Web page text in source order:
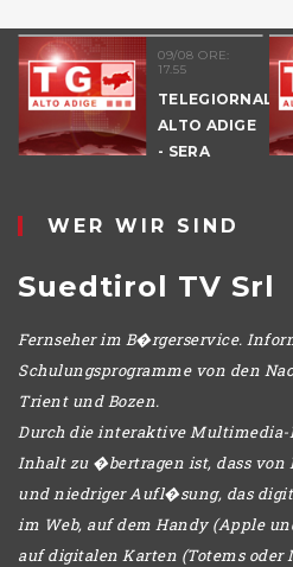
09/08 ORE:
17.55
TELEGIORNALE
ALTO ADIGE
- SERA
WER WIR SIND
Suedtirol TV Srl
Fernseher im B�rgerservice.
Schulungsprogramme von den
Trient und Bozen.
Durch die interaktive
Inhalt zu �bertragen ist, dass von
und niedriger Aufl�sung, das
im Web, auf dem Handy (Apple
auf digitalen Karten (Totems oder